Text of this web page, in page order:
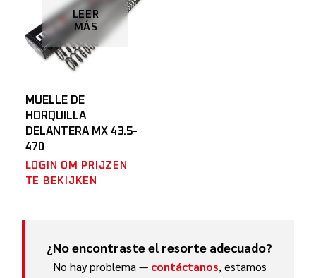
LEER
MÁS
MUELLE DE
HORQUILLA
DELANTERA MX 43.5-
470
LOGIN OM PRIJZEN
TE BEKIJKEN
¿No encontraste el resorte adecuado?
No hay problema — contáctanos, estamos